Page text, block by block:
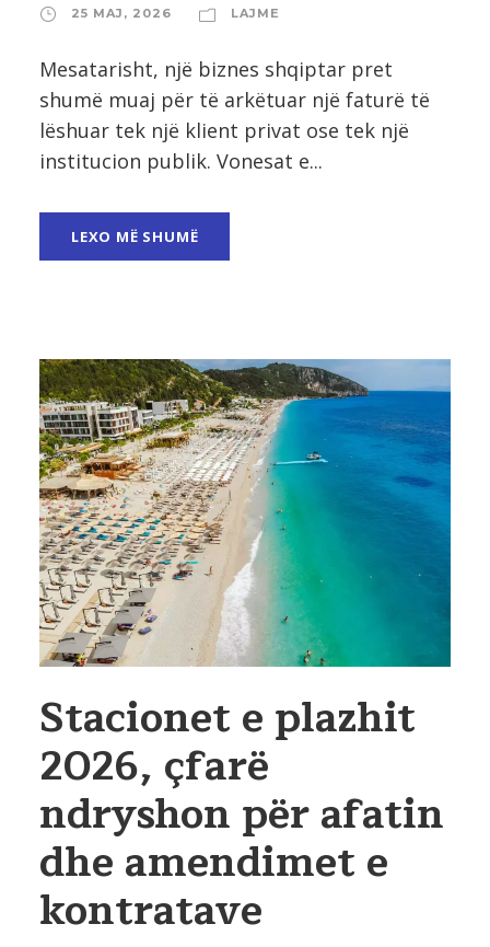
25 MAJ, 2026 LAJME
Mesatarisht, një biznes shqiptar pret
shumë muaj për të arkëtuar një faturë të
lëshuar tek një klient privat ose tek një
institucion publik. Vonesat e...
LEXO MË SHUMË
Stacionet e plazhit
2026, çfarë
ndryshon për afatin
dhe amendimet e
kontratave